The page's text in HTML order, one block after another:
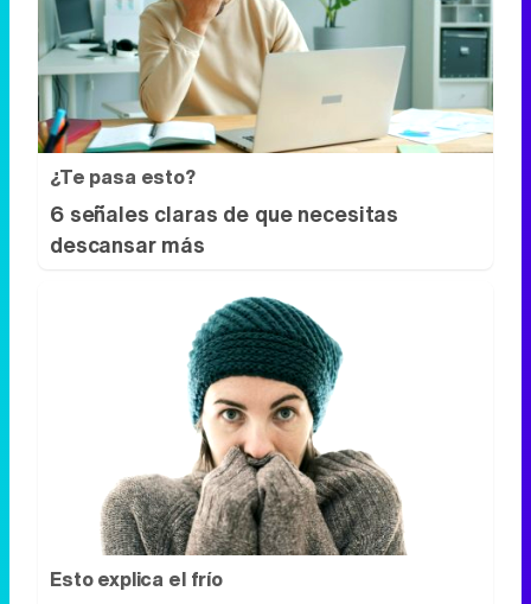
¿Te pasa esto?
6 señales claras de que necesitas
descansar más
Esto explica el frío
¿Te pasa que por la noche sientes más
frío sin motivo?